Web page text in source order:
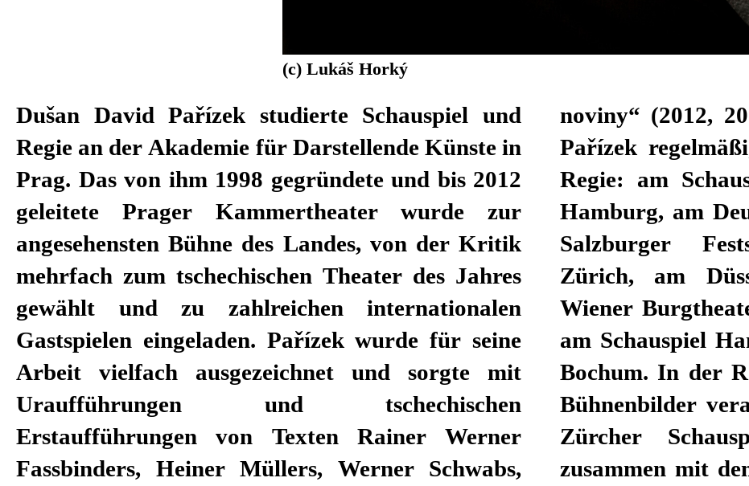
(c) Lukáš Horký
Dušan David Pařízek studierte Schauspiel und
Regie an der Akademie für Darstellende Künste in
Prag. Das von ihm 1998 gegründete und bis 2012
geleitete Prager Kammertheater wurde zur
angesehensten Bühne des Landes, von der Kritik
mehrfach zum tschechischen Theater des Jahres
gewählt und zu zahlreichen internationalen
Gastspielen eingeladen. Pařízek wurde für seine
Arbeit vielfach ausgezeichnet und sorgte mit
Uraufführungen und tschechischen
Erstaufführungen von Texten Rainer Werner
Fassbinders, Heiner Müllers, Werner Schwabs,
noviny“ (2012,
Pařízek
Regie: am
Hamburg, am
Salzburger
Zürich, am
Wiener
am Schauspiel
Bochum. In der
Bühnenbilder
Zürcher
zusammen mit